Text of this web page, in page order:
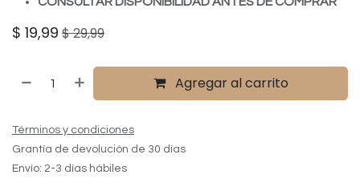
$ 19,99 $29,99
Agregar al carrito
Términos y condiciones
Grantía de devolución de 30 días
Envío: 2-3 días hábiles